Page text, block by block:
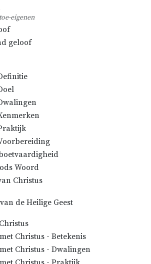
eigenen
geloof
Woord
Christus
de Heilige Geest
Christus - Betekenis
Christus - Dwalingen
de Augustinussen,
en alle
die deze eeuwen
kerk geleefd.
volgende eeuwen, toen in
de antichrist
de overhand nam,
kerk wel bij uitstek
en verdorven geweest;
niettemin is zij, in de
standvastig, de
gereformeerde kerk
Er waren nog overal
in haar die zich verzetten
antichrist. Deze bood de
behalve zijn